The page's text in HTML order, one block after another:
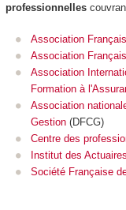
professionnelles
Association
Association
Association
Formation à
Association
Gestion (DFCG)
Centre des
Institut des Actuaires
Société Française